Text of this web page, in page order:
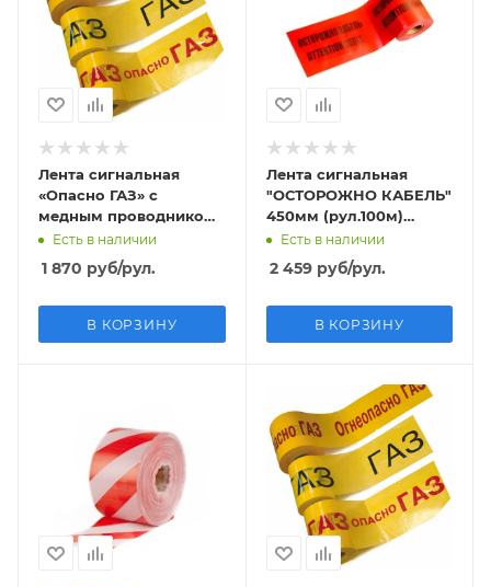
Лента сигнальная
«Опасно ГАЗ» с
медным проводником
200мм (рул.250м)
толщина 50 мкм
Есть в наличии
1 870 руб/рул.
В КОРЗИНУ
Лента сигнальная
"ОСТОРОЖНО КАБЕЛЬ"
450мм (рул.100м)
толщина 200 мкм
Есть в наличии
2 459руб/рул.
В КОРЗИНУ